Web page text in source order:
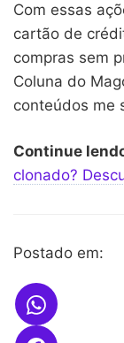
Com essas
cartão de
compras sem
Coluna do
conteúdos me
Continue
clonado?
Postado em: